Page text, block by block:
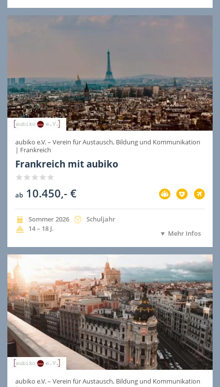
aubiko e.V. – Verein für Austausch, Bildung und Kommunikation
| Frankreich
Frankreich mit aubiko
ab 10.450,- €
Vorbereitung
im
Preis
Versicherung
im
Preis
Flug
im
Preis
Jahreszeit
der
Ausreise
Sommer Jahr
2026 Dauer
Schuljahr
Alter
14 – 18 J.
Mehr Infos
aubiko e.V. – Verein für Austausch, Bildung und Kommunikation